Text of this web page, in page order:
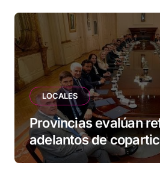
LOCALES
Provincias evalúan
adelantos de
Tierra del Fuego,